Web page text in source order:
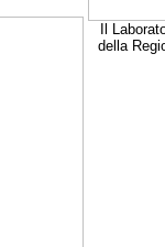
Il
della